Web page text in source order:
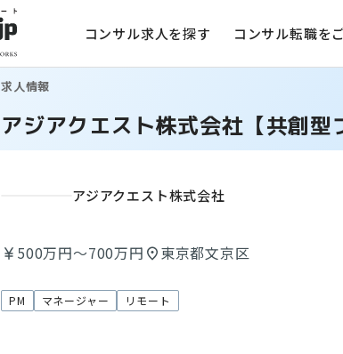
コンサル求人を探す コンサル転職を
求人情報
アジアクエスト株式会社【共創型
アジアクエスト株式会社
500万円～700万円 東京都文京区
PM マネージャー リモート